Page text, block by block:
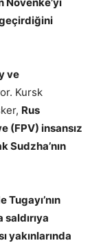
ve
Kursk
Rus
(FPV) insansız
Sudzha’nın
Tugayı’nın
yakınlarında